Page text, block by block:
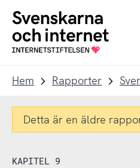
navigation
innehåll
To
startpage
Hem Rapporter
Detta är en äldre
KAPITEL 9